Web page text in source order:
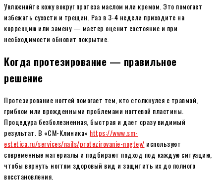
Увлажняйте кожу вокруг протеза маслом или кремом. Это помогает
избежать сухости и трещин. Раз в 3-4 недели приходите на
коррекцию или замену — мастер оценит состояние и при
необходимости обновит покрытие.
Когда протезирование — правильное
решение
Протезирование ногтей помогает тем, кто столкнулся с травмой,
грибком или врожденными проблемами ногтевой пластины.
Процедура безболезненная, быстрая и дает сразу видимый
результат. В «СМ-Клиника» https://www.sm-
estetica.ru/services/nails/protezirovanie-nogtey/ используют
современные материалы и подбирают подход под каждую ситуацию,
чтобы вернуть ногтям здоровый вид и защитить их до полного
восстановления.